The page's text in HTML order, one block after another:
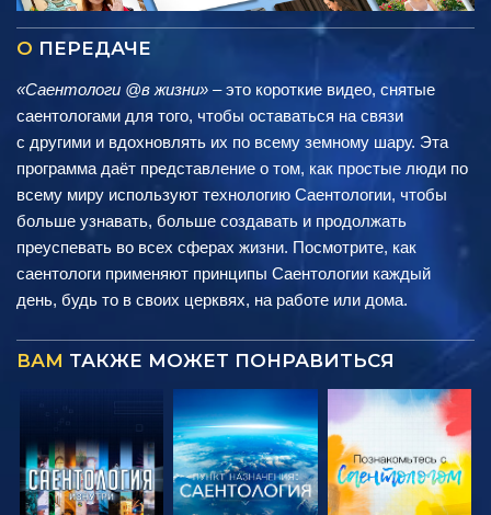
О ПЕРЕДАЧЕ
«Саентологи @в жизни» – это короткие видео, снятые
саентологами для того, чтобы оставаться на связи
с другими и вдохновлять их по всему земному шару. Эта
программа даёт представление о том, как простые люди по
всему миру используют технологию Саентологии, чтобы
больше узнавать, больше создавать и продолжать
преуспевать во всех сферах жизни. Посмотрите, как
саентологи применяют принципы Саентологии каждый
день, будь то в своих церквях, на работе или дома.
ВАМ ТАКЖЕ МОЖЕТ ПОНРАВИТЬСЯ